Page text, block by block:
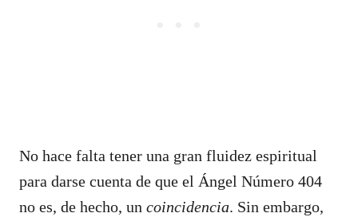
No hace falta tener una gran fluidez espiritual
para darse cuenta de que el Ángel Número 404
no es, de hecho, un coincidencia. Sin embargo,